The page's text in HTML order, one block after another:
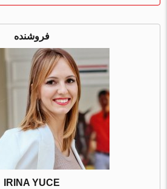
فروشنده
IRINA YUCE